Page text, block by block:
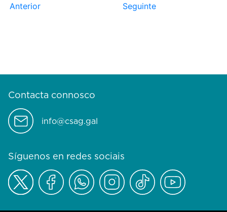
Anterior Seguinte
Contacta connosco
info@csag.gal
Síguenos en redes sociais